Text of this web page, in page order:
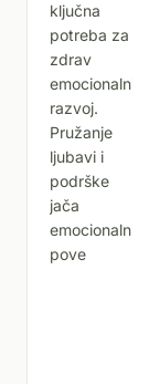
ključna
potreba za
zdrav
emocionalni
razvoj.
Pružanje
ljubavi i
podrške
jača
emocionalnu
pove